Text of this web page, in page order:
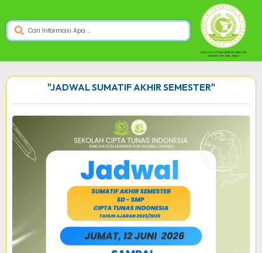
SEKOLAH CIPTA TUNAS INDONESIA INNOVATION
LEARNERS FOR GLOBAL CHANGE
"JADWAL SUMATIF AKHIR SEMESTER"